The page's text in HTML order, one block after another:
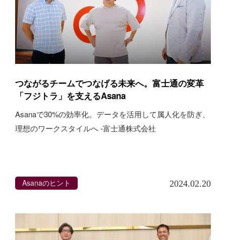
つながるチームでつなげる未来へ。富士通の変革
「フジトラ」を支えるAsana
Asanaで30%の効率化。データを活用して属人化を防ぎ、
理想のワークスタイルへ -富士通株式会社
Asanaのヒント 2024.02.20